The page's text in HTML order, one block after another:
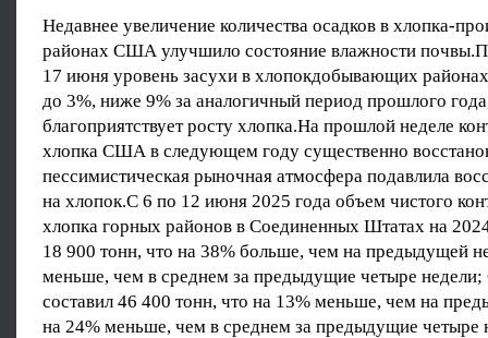
Недавнее увеличение количества осадков в хлопка-
районах США улучшило состояние влажности
17 июня уровень засухи в хлопокдобывающих
до 3%, ниже 9% за аналогичный период прошлого
благоприятствует росту хлопка.На прошлой неделе
хлопка США в следующем году существенно
пессимистическая рыночная атмосфера подавлила
на хлопок.С 6 по 12 июня 2025 года объем чистого
хлопка горных районов в Соединенных Штатах на
18 900 тонн, что на 38% больше, чем на предыдущей
меньше, чем в среднем за предыдущие четыре недели;
составил 46 400 тонн, что на 13% меньше, чем на
на 24% меньше, чем в среднем за предыдущие четыре